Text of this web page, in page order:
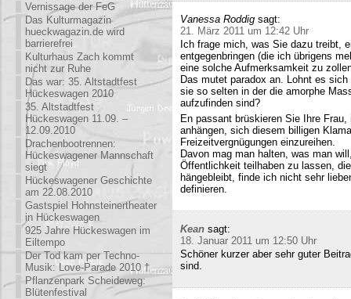
Vernissage der FeG
Das Kulturmagazin
hueckwagazin.de wird
barrierefrei
Kulturhaus Zach kommt
nicht zur Ruhe
Das war: 35. Altstadtfest
Hückeswagen 2010
35. Altstadtfest
Hückeswagen 11.09. –
12.09.2010
Drachenbootrennen:
Hückeswagener Mannschaft
siegt
Hückeswagener Geschichte
am 22.08.2010
Gastspiel Hohnsteinertheater
in Hückeswagen
925 Jahre Hückeswagen im
Eiltempo
Der Tod kam per Techno-
Musik: Love-Parade 2010 †
Pflanzenpark Scheideweg:
Blütenfestival
Vanessa Roddig sagt:
21. März 2011 um 12:42 Uhr
Ich frage mich, was Sie dazu treibt,
entgegenbringen (die ich übrigens
eine solche Aufmerksamkeit zu
Das mutet paradox an. Lohnt es
sie so selten in der die amorphe
aufzufinden sind?
En passant brüskieren Sie Ihre
anhängen, sich diesem billigen
Freizeitvergnügungen einzureihen.
Davon mag man halten, was man
Öffentlichkeit teilhaben zu lassen,
hängebleibt, finde ich nicht sehr
definieren.
Kean sagt:
18. Januar 2011 um 12:50 Uhr
Schöner kurzer aber sehr guter
sind.